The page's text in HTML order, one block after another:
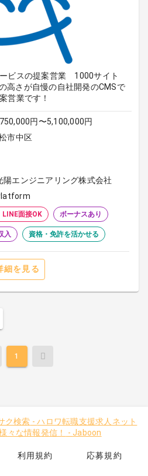
ービスの提案営業 1000サイト
高さが自慢の自社開発のCMSで
営業です！
円〜5,100,000円
市中区
エンジニアリング株式会社
LINE面接OK ボーナスあり
入 資格・免許を活かせる
細を見る
1
ク検索 -ハロワ転職支援求人ネット
々な情報発信！
- Jaboon
利用規約 応募規約